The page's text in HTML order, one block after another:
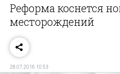
Реформа коснется
месторождений
28.07.2016 10:53